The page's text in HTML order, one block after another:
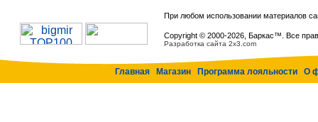
При любом использовании материалов
Copyright © 2000-2026, Баркас™. Все
Разработка сайта 2x3.com
Главная Магазин Программа лояльности О